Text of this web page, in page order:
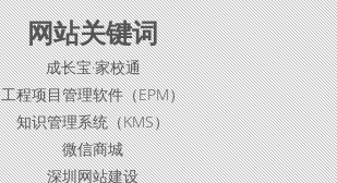
网站关键词
成长宝·家校通
工程项目管理软件（EPM）
知识管理系统（KMS）
微信商城
深圳网站建设